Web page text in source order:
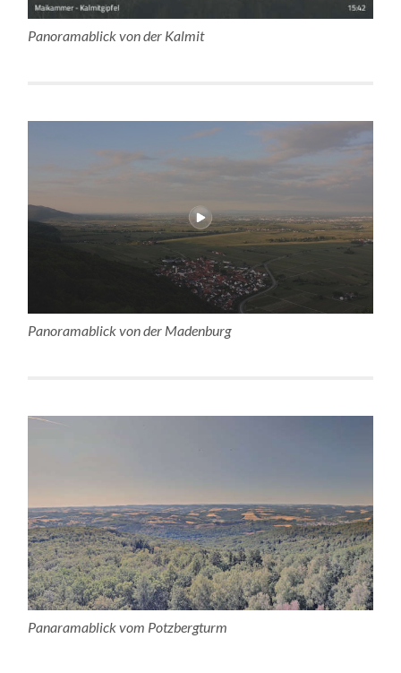
Panoramablick von der Kalmit
Panoramablick von der Madenburg
Panaramablick vom Potzbergturm